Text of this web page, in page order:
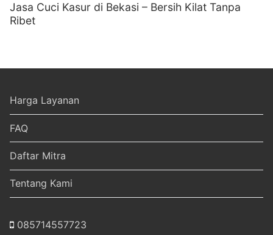
Jasa Cuci Kasur di Bekasi – Bersih Kilat Tanpa
Ribet
Harga Layanan
FAQ
Daftar Mitra
Tentang Kami
085714557723